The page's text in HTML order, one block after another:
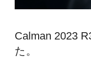
Calman 2023
た。